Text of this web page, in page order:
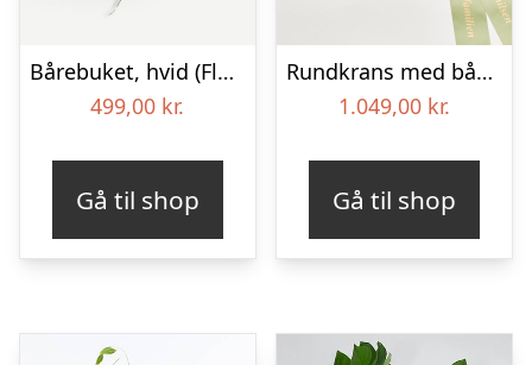
Bårebuket, hvid (Floristens kreative valg) med bånd
499,00 kr.
Gå til shop
Rundkrans med bånd – Floristens kreative valg
1.049,00 kr.
Gå til shop